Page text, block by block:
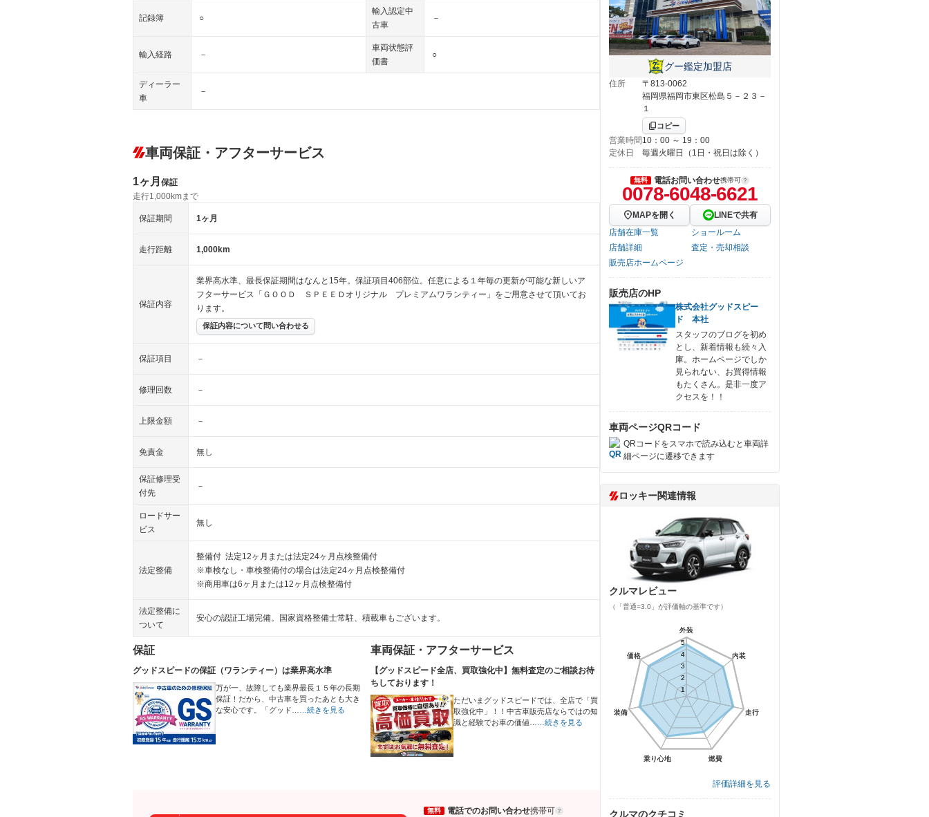
記録簿 ○
輸入認定中
古車
－
輸入経路 －
車両状態評
価書
○
ディーラー
車
－
車両保証・アフターサービス
1ヶ月 保証
走行1,000kmまで
保証期間 1ヶ月
走行距離 1,000km
保証内容
業界高水準、最長保証期間はなんと15年。保証項目406部位。任意による１年毎の更新が可能な新しいア
フターサービス「ＧＯＯＤ ＳＰＥＥＤオリジナル プレミアムワランティー」をご用意させて頂いてお
ります。
保証内容について問い合わせる
保証項目 －
修理回数 －
上限金額 －
免責金 無し
保証修理受
付先
－
ロードサー
ビス
無し
法定整備
整備付 法定12ヶ月または法定24ヶ月点検整備付
※車検なし・車検整備付の場合は法定24ヶ月点検整備付
※商用車は6ヶ月または12ヶ月点検整備付
法定整備に
ついて
安心の認証工場完備。国家資格整備士常駐、積載車もございます。
保証
グッドスピードの保証（ワランティー）は業界高水準
万が一、故障しても業界最長１５年の長期
保証！だから、中古車を買ったあとも大き
な安心です。「グッド…
…続きを見る
車両保証・アフターサービス
【グッドスピード全店、買取強化中】無料査定のご相談お待
ちしております！
ただいまグッドスピードでは、全店で「買
取強化中」！！中古車販売店ならではの知
識と経験でお車の価値…
…続きを見る
無料 電話でのお問い合わせ携帯可
グー鑑定加盟店
住所
〒813-0062
福岡県福岡市東区松島５－２３－
１
コピー
営業時間 10：00 ～ 19：00
定休日
毎週火曜日（1日・祝日は除く）
無料 電話お問い合わせ携帯可
0078-6048-6621
MAPを開く
LINEで共有
店舗在庫一覧
ショールーム
店舗詳細
査定・売却相談
販売店ホームページ
販売店のHP
株式会社グッドスピー
ド 本社
スタッフのブログを初め
とし、新着情報も続々入
庫。ホームページでしか
見られない、お買得情報
もたくさん。是非一度ア
クセスを！！
車両ページQRコード
QRコードをスマホで読み込むと車両詳
細ページに遷移できます
ロッキー関連情報
クルマレビュー
（「普通=3.0」が評価軸の基準です）
外装
内装
走行
燃費
乗り心地
装備
価格
1
2
3
4
5
外装
内装
走行
燃費
乗り心地
装備
価格
1
2
3
4
5
評価詳細を見る
クルマのクチコミ